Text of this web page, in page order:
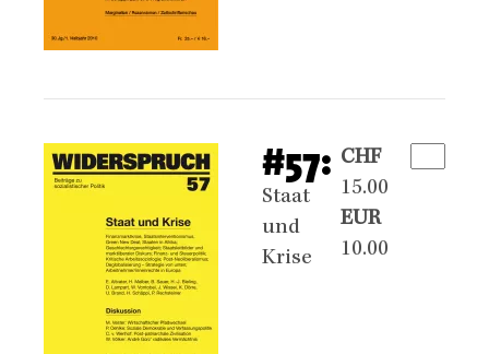
#57:
Staat
und
Krise
CHF
15.00
EUR
10.00